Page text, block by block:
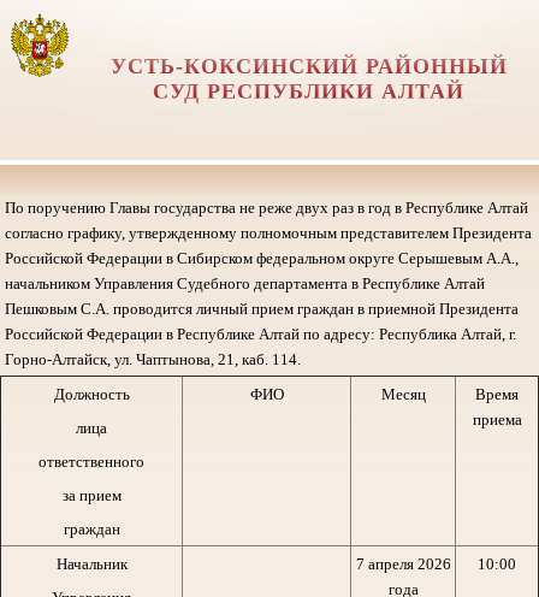
УСТЬ-КОКСИНСКИЙ РАЙОННЫЙ
СУД РЕСПУБЛИКИ АЛТАЙ
По поручению Главы государства не реже двух раз в год в Республике Алтай
согласно графику, утвержденному полномочным представителем Президента
Российской Федерации в Сибирском федеральном округе Серышевым А.А.,
начальником Управления Судебного департамента в Республике Алтай
Пешковым С.А. проводится личный прием граждан в приемной Президента
Российской Федерации в Республике Алтай по адресу: Республика Алтай, г.
Горно-Алтайск, ул. Чаптынова, 21, каб. 114.
Должность
лица
ответственного
за прием
граждан
ФИО Месяц
Время
приема
Начальник
7 апреля 2026
года
10:00